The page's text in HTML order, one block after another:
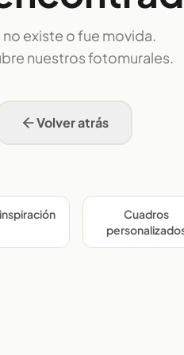
existe o fue movida.
nuestros fotomurales.
Volver atrás
Cuadros